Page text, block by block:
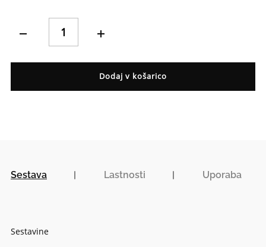
Dodaj v košarico
Sestava Lastnosti Uporaba
Sestavine